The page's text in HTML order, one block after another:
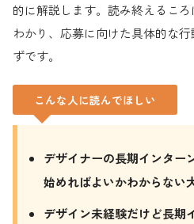
的に解説します。読み終えるこ
わかり、応募に向けた具体的な
ずです。
こんな人に読んでほしい
デザイナーの長期インター
始めればよいかわからない
デザイン未経験だけど長期